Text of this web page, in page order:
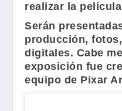
realizar la
Serán
producción,
digitales. Cabe
exposición fue
equipo de Pixar